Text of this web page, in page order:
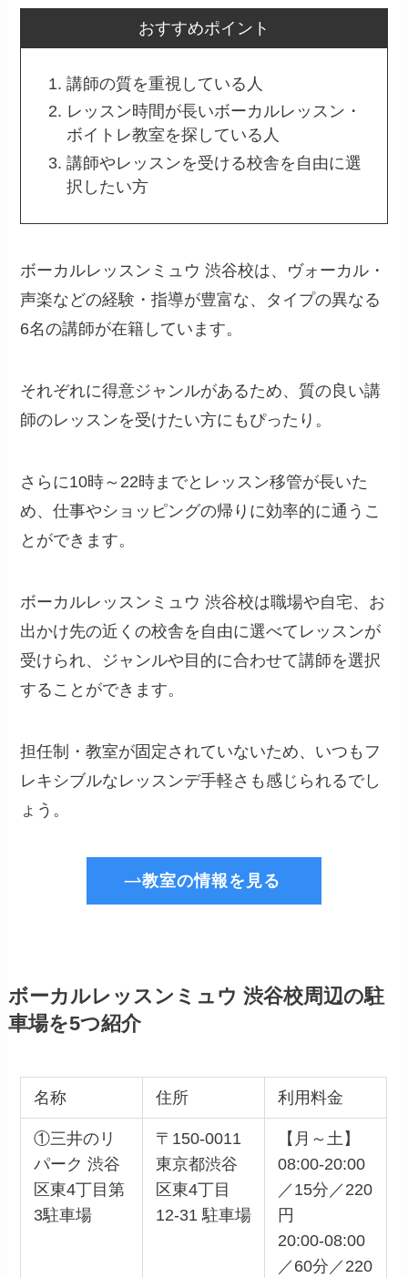
おすすめポイント
講師の質を重視している人
レッスン時間が長いボーカルレッスン・
ボイトレ教室を探している人
講師やレッスンを受ける校舎を自由に選
択したい方
ボーカルレッスンミュウ 渋谷校は、ヴォーカル・
声楽などの経験・指導が豊富な、タイプの異なる
6名の講師が在籍しています。
それぞれに得意ジャンルがあるため、質の良い講
師のレッスンを受けたい方にもぴったり。
さらに10時～22時までとレッスン移管が長いた
め、仕事やショッピングの帰りに効率的に通うこ
とができます。
ボーカルレッスンミュウ 渋谷校は職場や自宅、お
出かけ先の近くの校舎を自由に選べてレッスンが
受けられ、ジャンルや目的に合わせて講師を選択
することができます。
担任制・教室が固定されていないため、いつもフ
レキシブルなレッスンデ手軽さも感じられるでし
ょう。
教室の情報を見る
ボーカルレッスンミュウ 渋谷校周辺の駐
車場を5つ紹介
名称 住所 利用料金
①三井のリ
パーク 渋谷
区東4丁目第
3駐車場
〒150-0011
東京都渋谷
区東4丁目
12-31 駐車場
【月～土】
08:00-20:00
／15分／220
円
20:00-08:00
／60分／220